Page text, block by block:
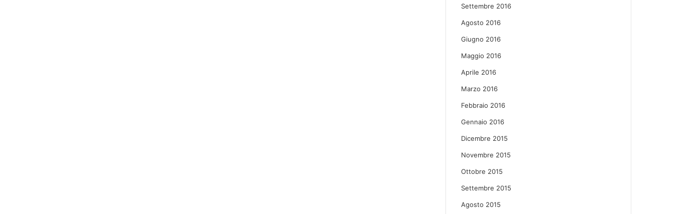
Settembre 2016
Agosto 2016
Giugno 2016
Maggio 2016
Aprile 2016
Marzo 2016
Febbraio 2016
Gennaio 2016
Dicembre 2015
Novembre 2015
Ottobre 2015
Settembre 2015
Agosto 2015